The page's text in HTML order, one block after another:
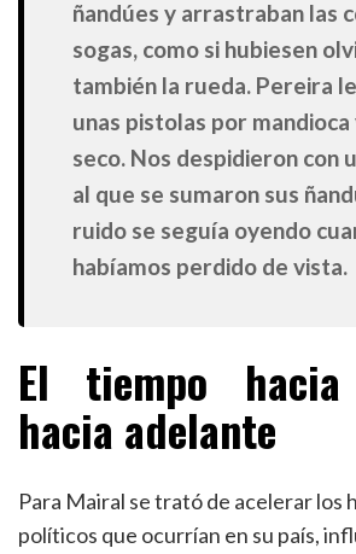
ñandúes y arrastraban las
sogas, como si hubiesen
también la rueda. Pereira
unas pistolas por
seco. Nos despidieron con
al que se sumaron sus
ruido se seguía oyendo
habíamos perdido de vista.
El tiempo
hacia adelante
Para Mairal se trató de acelerar los
políticos que ocurrían en su país,